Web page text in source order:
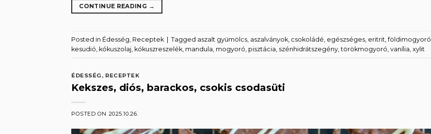
CONTINUE READING →
Posted in Édesség Receptek | Tagged aszalt gyümölcs aszalványok csokoládé egészséges eritrit ,földimogyoró
kesudió kókuszolaj kókuszreszelék mandula mogyoró pisztácia szénhidrátszegény ,törökmogyoró vanília xylit
ÉDESSÉG , RECEPTEK
Kekszes, diós, barackos, csokis csodasüti
POSTED ON 2025.10.26.